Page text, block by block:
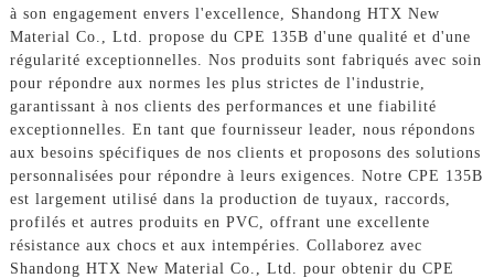
à son engagement envers l'excellence, Shandong HTX New
Material Co., Ltd. propose du CPE 135B d'une qualité et d'une
régularité exceptionnelles. Nos produits sont fabriqués avec soin
pour répondre aux normes les plus strictes de l'industrie,
garantissant à nos clients des performances et une fiabilité
exceptionnelles. En tant que fournisseur leader, nous répondons
aux besoins spécifiques de nos clients et proposons des solutions
personnalisées pour répondre à leurs exigences. Notre CPE 135B
est largement utilisé dans la production de tuyaux, raccords,
profilés et autres produits en PVC, offrant une excellente
résistance aux chocs et aux intempéries. Collaborez avec
Shandong HTX New Material Co., Ltd. pour obtenir du CPE